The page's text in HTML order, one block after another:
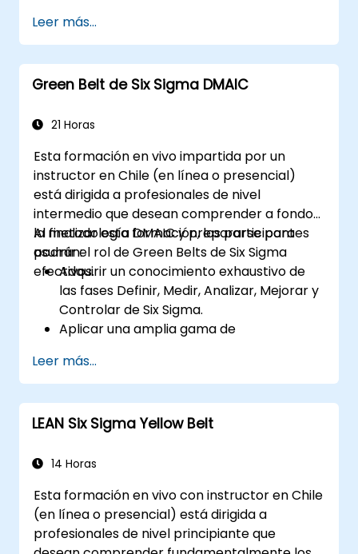
Leer más...
Green Belt de Six Sigma DMAIC
21 Horas
Esta formación en vivo impartida por un
instructor en Chile (en línea o presencial)
está dirigida a profesionales de nivel
intermedio que desean comprender a fondo
la metodología DMAIC y prepararse para
asumir el rol de Green Belts de Six Sigma
efectivos.
Al finalizar esta formación, los participantes
podrán:
Adquirir un conocimiento exhaustivo de
las fases Definir, Medir, Analizar, Mejorar y
Controlar de Six Sigma.
Aplicar una amplia gama de
manera efectiva en cada fase de DMAIC.
Ejecutar e interpretar análisis
estadísticos para la mejora de procesos.
Planificar, ejecutar y gestionar un
Leer más...
LEAN Six Sigma Yellow Belt
14 Horas
Esta formación en vivo con instructor en Chile
(en línea o presencial) está dirigida a
profesionales de nivel principiante que